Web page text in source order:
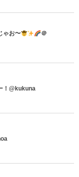
ゃお〜
＠
！@kukuna